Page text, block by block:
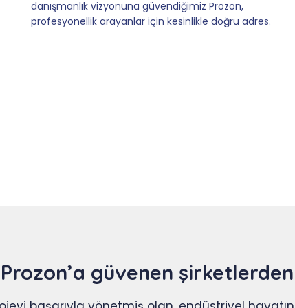
isteyen tüm işletmelere tavsiyemizdir.
Prozon’a güvenen